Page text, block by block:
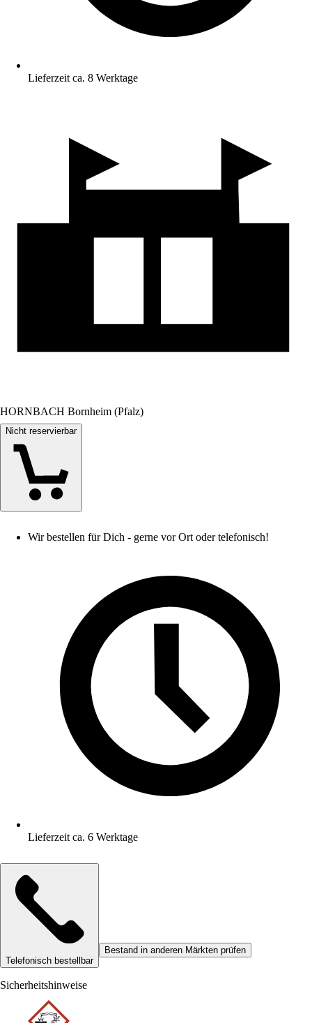
Lieferzeit ca. 8 Werktage
HORNBACH Bornheim (Pfalz)
Nicht reservierbar
Wir bestellen für Dich - gerne vor Ort oder telefonisch!
Lieferzeit ca. 6 Werktage
Telefonisch bestellbar
Bestand in anderen Märkten prüfen
Sicherheitshinweise